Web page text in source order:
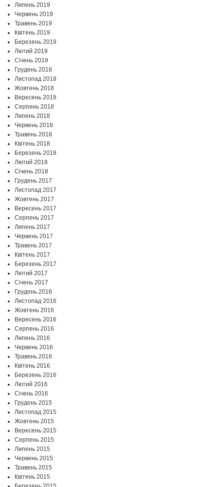
Липень 2019
Червень 2019
Травень 2019
Квітень 2019
Березень 2019
Лютий 2019
Січень 2019
Грудень 2018
Листопад 2018
Жовтень 2018
Вересень 2018
Серпень 2018
Липень 2018
Червень 2018
Травень 2018
Квітень 2018
Березень 2018
Лютий 2018
Січень 2018
Грудень 2017
Листопад 2017
Жовтень 2017
Вересень 2017
Серпень 2017
Липень 2017
Червень 2017
Травень 2017
Квітень 2017
Березень 2017
Лютий 2017
Січень 2017
Грудень 2016
Листопад 2016
Жовтень 2016
Вересень 2016
Серпень 2016
Липень 2016
Червень 2016
Травень 2016
Квітень 2016
Березень 2016
Лютий 2016
Січень 2016
Грудень 2015
Листопад 2015
Жовтень 2015
Вересень 2015
Серпень 2015
Липень 2015
Червень 2015
Травень 2015
Квітень 2015